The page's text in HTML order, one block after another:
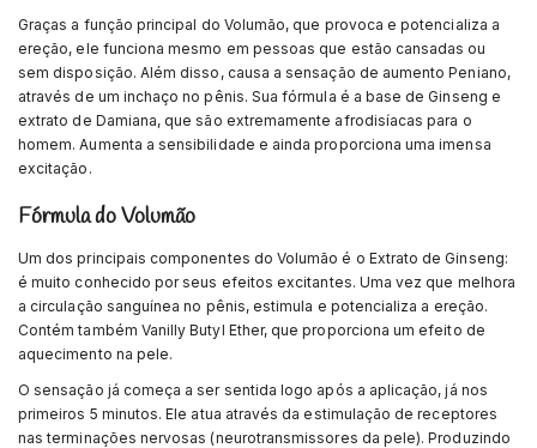
Graças a função principal do Volumão, que provoca e potencializa a
ereção, ele funciona mesmo em pessoas que estão cansadas ou
sem disposição. Além disso, causa a sensação de aumento Peniano,
através de um inchaço no pênis. Sua fórmula é a base de Ginseng e
extrato de Damiana, que são extremamente afrodisíacas para o
homem. Aumenta a sensibilidade e ainda proporciona uma imensa
excitação.
Fórmula do Volumão
Um dos principais componentes do Volumão é o Extrato de Ginseng:
é muito conhecido por seus efeitos excitantes. Uma vez que melhora
a circulação sanguínea no pênis, estimula e potencializa a ereção.
Contém também Vanilly Butyl Ether, que proporciona um efeito de
aquecimento na pele.
O sensação já começa a ser sentida logo após a aplicação, já nos
primeiros 5 minutos. Ele atua através da estimulação de receptores
nas terminações nervosas (neurotransmissores da pele). Produzindo